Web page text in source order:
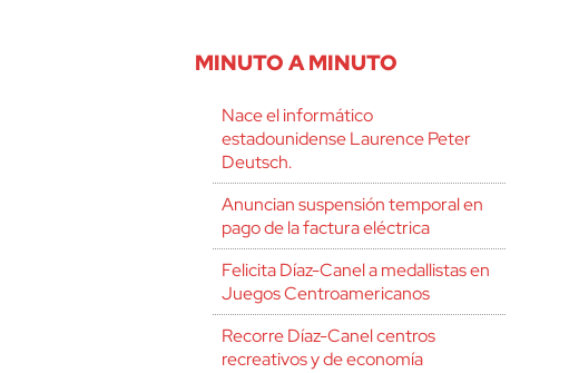
MINUTO A MINUTO
Nace el informático
estadounidense Laurence Peter
Deutsch.
Anuncian suspensión temporal en
pago de la factura eléctrica
Felicita Díaz-Canel a medallistas en
Juegos Centroamericanos
Recorre Díaz-Canel centros
recreativos y de economía